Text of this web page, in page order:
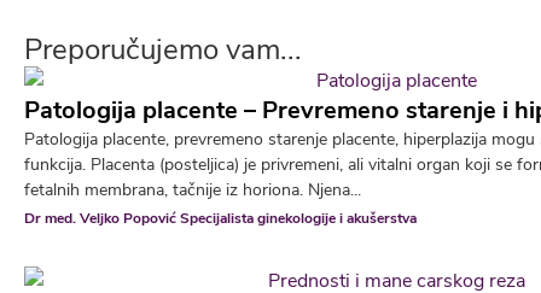
Preporučujemo vam...
Patologija placente – Prevremeno starenje i
Patologija placente, prevremeno starenje placente, hiperplazija
funkcija. Placenta (posteljica) je privremeni, ali vitalni organ koji se
fetalnih membrana, tačnije iz horiona. Njena...
Dr med. Veljko Popović Specijalista ginekologije i akušerstva